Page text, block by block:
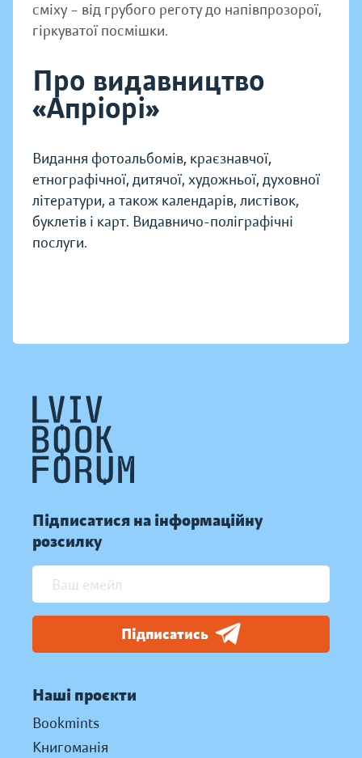
сміху – від грубого реготу до напівпрозорої,
гіркуватої посмішки.
Про видавництво
«Апріорі»
Видання фотоальбомів, краєзнавчої,
етнографічної, дитячої, художньої, духовної
літератури, а також календарів, листівок,
буклетів і карт. Видавничо-поліграфічні
послуги.
Підписатися на інформаційну
розсилку
Підписатись
Наші проєкти
Bookmints
Книгоманія